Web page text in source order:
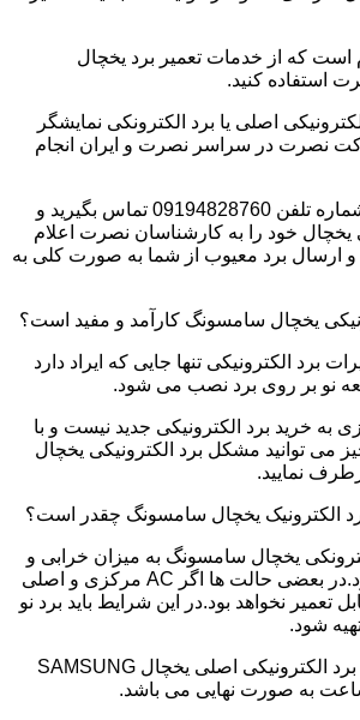
است که از خدمات تعمیر برد یخچال
استفاده کنید.
اصلی یا برد الکترونکی نمایشگر
نصرت در سراسر نصرت و ایران انجام
تنها کافی است که با شماره تلفن 09194828760 تماس بگیرید و
یخچال خود را به کارشناسان نصرت اعلام
و ارسال برد معیوب از شما به صورت کلی به
یخچال سامسونگ کارآمد و مفید است؟
تعمیرات برد الکترونیکی تنها جایی که ایراد دارد
نو بر روی برد نصب می شود.
به خرید برد الکترونیکی جدید نیست و با
می توانید مشکل برد الکترونیکی یخچال
الکترونیک یخچال سامسونگ چقدر است؟
یخچال سامسونگ به میزان خرابی و
مشکل برد بستگی دارد.در بعضی حالت ها اگر AC مرکزی و اصلی
تعمیر نخواهد بود.در این شرایط باید برد نو
شود.
زمان تقریبی تعمیرات برد الکترونیکی اصلی یخچال SAMSUNG